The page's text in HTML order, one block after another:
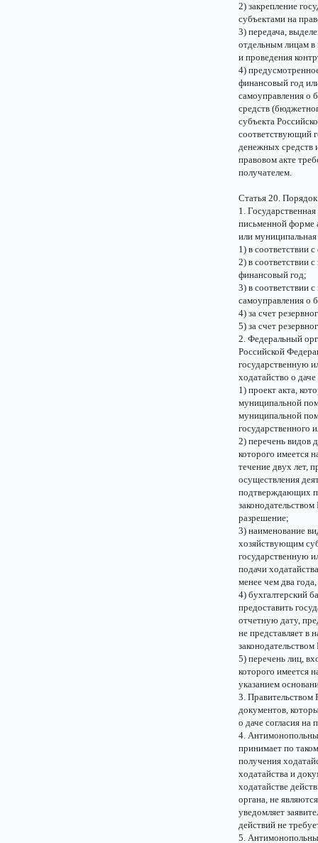
2) закрепление
субъектами на
3) передача,
отдельным лицам в
и проведения
4)
финансовый год
самоуправления о
средств
субъекта
соответствующий
денежных средств
правовом акте
получателем.
Статья 20.
1.
письменной форме
или
1) в соответствии
2) в соответствии
финансовый год;
3) в соответствии
самоуправления о
4) за счет
5) за счет
2. Федеральный
Российской
государственную
ходатайство о
1) проект акта,
муниципальной
муниципальной
государственного
2) перечень видов
которого имеется
течение двух лет,
осуществления
подтверждающих
разрешение;
3) наименование
хозяйствующим
государственную
подачи
менее чем два
4) бухгалтерский
предоставить
отчетную дату,
не представляет в
5) перечень лиц,
которого имеется
указанием
3. Правительством
документов,
о даче согласия
4.
принимает по
получения
ходатайства и
ходатайстве
органа, не
уведомляет
действий не
5.